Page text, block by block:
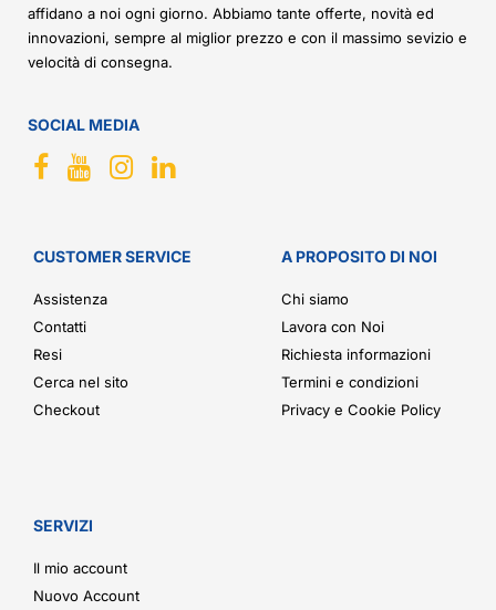
affidano a noi ogni giorno. Abbiamo tante offerte, novità ed
innovazioni, sempre al miglior prezzo e con il massimo sevizio e
velocità di consegna.
SOCIAL MEDIA
CUSTOMER SERVICE
Assistenza
Contatti
Resi
Cerca nel sito
Checkout
A PROPOSITO DI NOI
Chi siamo
Lavora con Noi
Richiesta informazioni
Termini e condizioni
Privacy e Cookie Policy
SERVIZI
Il mio account
Nuovo Account